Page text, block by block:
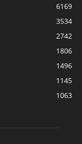
6169
3534
2742
1806
1496
1145
1063